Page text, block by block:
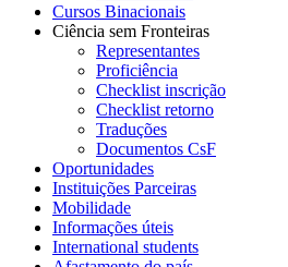
Cursos Binacionais
Ciência sem Fronteiras
Representantes
Proficiência
Checklist inscrição
Checklist retorno
Traduções
Documentos CsF
Oportunidades
Instituições Parceiras
Mobilidade
Informações úteis
International students